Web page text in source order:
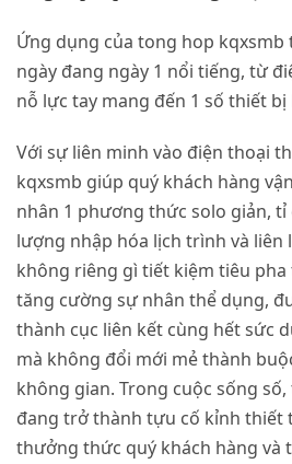
Ứng dụng của tong hop
ngày đang ngày 1 nổi tiếng, từ
nỗ lực tay mang đến 1 số thiết bị
Với sự liên minh vào điện thoại
kqxsmb giúp quý khách hàng
nhân 1 phương thức solo giản,
lượng nhập hóa lịch trình và liên
không riêng gì tiết kiệm tiêu
tăng cường sự nhân thể dụng,
thành cục liên kết cùng hết sức
mà không đổi mới mẻ thành
không gian. Trong cuộc sống
đang trở thành tựu cố kỉnh thiết
thưởng thức quý khách hàng và